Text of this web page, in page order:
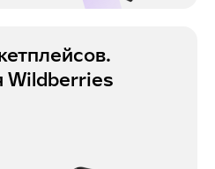
Wildberries